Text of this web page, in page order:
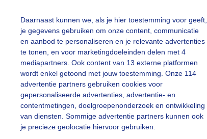
Daarnaast kunnen we, als je hier toestemming voor geeft,
je gegevens gebruiken om onze content, communicatie
en aanbod te personaliseren en je relevante advertenties
te tonen, en voor marketingdoeleinden delen met 4
mediapartners. Ook content van 13 externe platformen
wordt enkel getoond met jouw toestemming. Onze 114
advertentie partners gebruiken cookies voor
gepersonaliseerde advertenties, advertentie- en
contentmetingen, doelgroepenonderzoek en ontwikkeling
van diensten. Sommige advertentie partners kunnen ook
je precieze geolocatie hiervoor gebruiken.
Ton Wesselius Gemaakt: 09-06-2026, 19x bekeken
slideshow